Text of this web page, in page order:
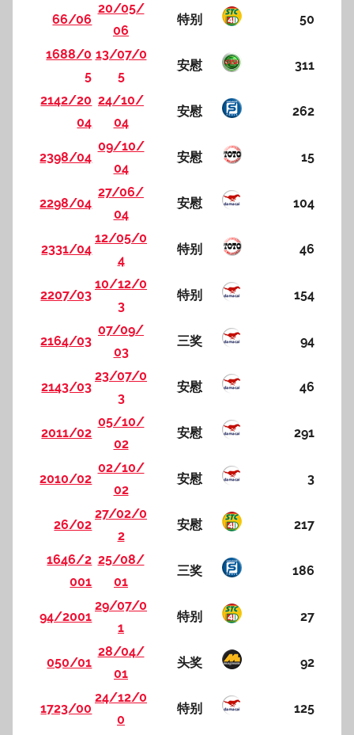
66/06
20/05/
06
特别 50
1688/0
5
13/07/0
5
安慰 311
2142/20
04
24/10/
04
安慰 262
2398/04
09/10/
04
安慰 15
2298/04
27/06/
04
安慰 104
2331/04
12/05/0
4
特别 46
2207/03
10/12/0
3
特别 154
2164/03
07/09/
03
三奖 94
2143/03
23/07/0
3
安慰 46
2011/02
05/10/
02
安慰 291
2010/02
02/10/
02
安慰 3
26/02
27/02/0
2
安慰 217
1646/2
001
25/08/
01
三奖 186
94/2001
29/07/0
1
特别 27
050/01
28/04/
01
头奖 92
1723/00
24/12/0
0
特别 125